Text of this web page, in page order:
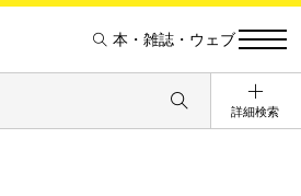
本・雑誌・ウェブ
詳細検索